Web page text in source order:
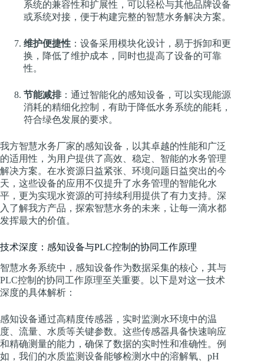
系统的兼容性和扩展性，可以轻松与其他品牌设备
或系统对接，便于构建完整的智慧水务解决方案。
维护便捷性 ：设备采用模块化设计，易于拆卸和更
换，降低了维护成本，同时也提高了设备的可靠
性。
节能减排：通过智能化的感知设备，可以实现能源
消耗的精细化控制，有助于降低水务系统的能耗，
符合绿色发展的要求。
我方智慧水务厂家的感知设备，以其卓越的性能和广泛
的适用性，为用户提供了高效、稳定、智能的水务管理
解决方案。在水资源日益紧张、环境问题日益突出的今
天，这些设备的应用不仅提升了水务管理的智能化水
平，更为实现水资源的可持续利用提供了有力支持。深
入了解我方产品，探索智慧水务的未来，让每一滴水都
发挥最大的价值。
技术深度：感知设备与PLC控制的协同工作原理
智慧水务系统中，感知设备作为数据采集的核心，其与
PLC控制的协同工作原理至关重要。以下是对这一技术
深度的具体解析：
感知设备通过高精度传感器，实时监测水环境中的温
度、流量、水质等关键参数。这些传感器具备快速响应
和精确测量的能力，确保了数据的实时性和准确性。例
如，我们的水质监测设备能够检测水中的溶解氧、pH